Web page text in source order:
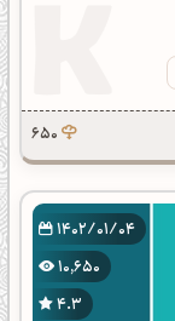
650
1402/01/04
10,650
4.3